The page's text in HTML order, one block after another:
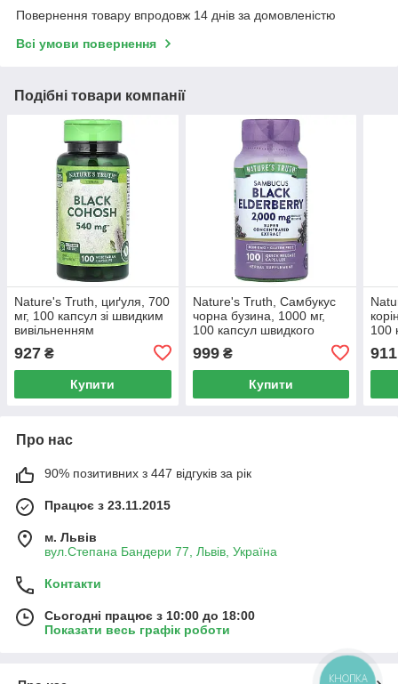
Повернення товару впродовж 14 днів за домовленістю
Всі умови повернення
Подібні товари компанії
Nature's Truth, циґуля, 700
мг, 100 капсул зі швидким
вивільненням
927 ₴
Купити
Nature's Truth, Самбукус
чорна бузина, 1000 мг,
100 капсул швидкого
999₴
Купити
100
911
Про нас
90% позитивних з 447 відгуків за рік
Працює з 23.11.2015
м. Львів
вул.Степана Бандери 77, Львів, Україна
Контакти
Сьогодні працює з 10:00 до 18:00
Показати весь графік роботи
КНОПКА